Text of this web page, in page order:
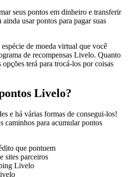
seus pontos em dinheiro e transferir
usar pontos para pagar suas
de moeda virtual que você
de recompensas Livelo. Quanto
terá para trocá-los por coisas
Livelo?
e há várias formas de consegui-los!
caminhos para acumular pontos
que pontuem
sites parceiros
Livelo